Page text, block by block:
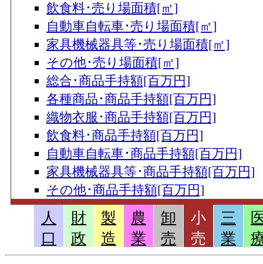
飲食料･売り場面積[㎡]
自動車自転車･売り場面積[㎡]
家具機械器具等･売り場面積[㎡]
その他･売り場面積[㎡]
総合･商品手持額[百万円]
各種商品･商品手持額[百万円]
織物衣服･商品手持額[百万円]
飲食料･商品手持額[百万円]
自動車自転車･商品手持額[百万円]
家具機械器具等･商品手持額[百万円]
その他･商品手持額[百万円]
人
口
財
政
製
造
農
業
卸
売
小
売
三
業